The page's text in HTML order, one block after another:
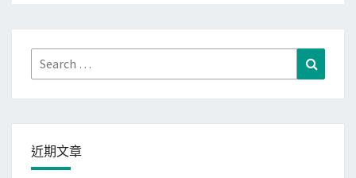
Search
for:
近期文章